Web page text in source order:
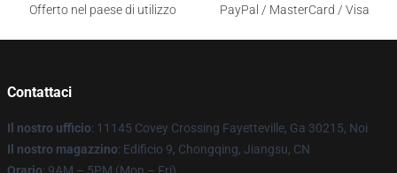
Offerto nel paese di utilizzo
PayPal / MasterCard / Visa
Contattaci
Il nostro ufficio: 11145 Covey Crossing Fayetteville, Ga 30215, Noi
Il nostro magazzino: Edificio 9, Chongqing, Jiangsu, CN